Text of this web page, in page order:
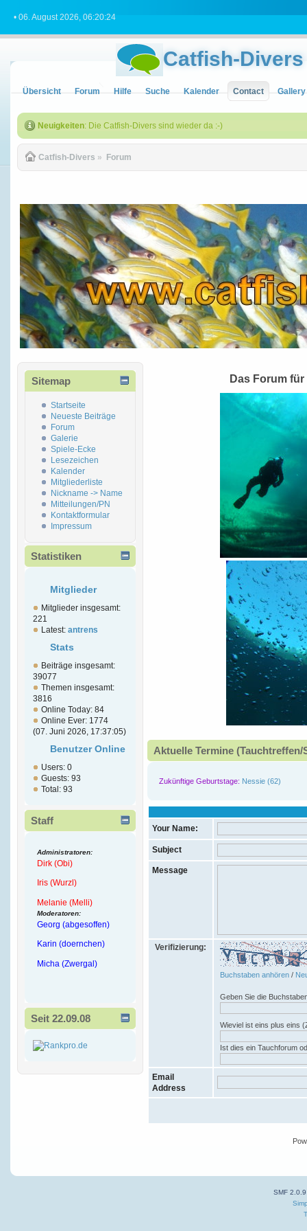
• 06. August 2026, 06:20:24
Catfish-Divers
Übersicht Forum Hilfe Suche Kalender Contact Gallery
Neuigkeiten: Die Catfish-Divers sind wieder da :-)
Catfish-Divers » Forum
Sitemap
Startseite
Neueste Beiträge
Forum
Galerie
Spiele-Ecke
Lesezeichen
Kalender
Mitgliederliste
Nickname -> Name
Mitteilungen/PN
Kontaktformular
Impressum
Statistiken
Mitglieder
Mitglieder insgesamt:
221
Latest: antrens
Stats
Beiträge insgesamt:
39077
Themen insgesamt:
3816
Online Today: 84
Online Ever: 1774
(07. Juni 2026, 17:37:05)
Benutzer Online
Users: 0
Guests: 93
Total: 93
Staff
Administratoren:
Dirk (Obi)
Iris (Wurzl)
Melanie (Melli)
Moderatoren:
Georg (abgesoffen)
Karin (doernchen)
Micha (Zwergal)
Seit 22.09.08
Das Forum
Aktuelle Termine
Zukünftige Geburtstage: Nessie (62)
Your Name:
Subject
Message
Verifizierung:
Buchstaben anhören/
Geben Sie die
Wieviel ist eins plus eins
Ist dies ein Tauchforum
Email
Address
SMF 2.0.9